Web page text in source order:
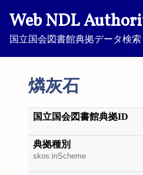
Web NDL
国立国会図書館典拠データ検
燐灰石
国立国会図書館典拠ID
典拠種別
skos:inScheme